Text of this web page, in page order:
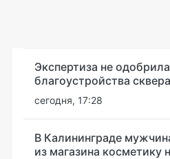
Экспертиза не
благоустройства
сегодня, 17:28
В Калининграде
из магазина косметику